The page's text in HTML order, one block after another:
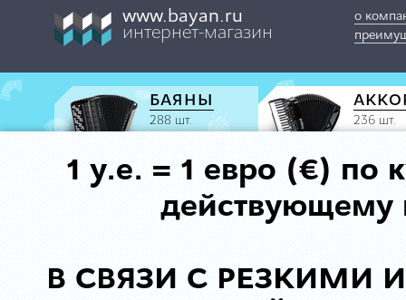
www.bayan.ru
интернет-магазин
о
БАЯНЫ
288 шт. 236 шт.
1 у.е. = 1 евро (€) по
действующему
В СВЯЗИ С РЕЗКИМИ